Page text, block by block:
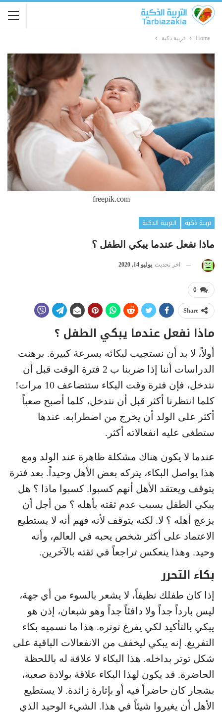
Home تربية ذكية
freepik.com
تربية ذكية
التربية الذكية
ماذا نفعل عندما يبكي الطفل ؟
اخر تحديث يوليو 14, 2020
0
Share
ماذا نفعل عندما يبكي الطفل ؟
أولاً، لا بد أن نستجيب لبكائه بسرعة كبيرة. برهنت
الدراسات أننا إذا ضربنا ب 2 فترة الوقت قبل أن
نتدخل، فإن فترة وقت البكاء ستتضاعف 10 مرات!
كلما انتظرنا أكثر قبل أن نتدخل، كلما أصبح صعباً
أكثر على الولد أن يخرج من اضطرابه. عندها
ستطغى عليه انفعالاته أكثر.
عندما لا يكون هناك مشكلة ظاهرة عند الولد ومع
هذا يواصل البكاء، يتركه بعض الأهل وحيداً. بعد فترة
يتوقف ويعتقد الأهل أنهم كسبوا. كسبوا ماذا ؟ هل
يبكي الطفل بسبب عدم ثقته بأهله ؟ من أجل أن
يزعج أهله ؟ لا. لكنه يتوقف لأنه فهم أنه لا يستطيع
الاعتماد على أكثر شخص يحبه في العالم، وأنه
وحيد. وهذا ينعكس تراجعاً في ثقته بالآخرين.
بكاء التحرر
إذا كان طفلك نظيفاً، لا يشعر بالسوء من أي جهة،
ليس بارداً جداً ولا دافئاً جداً وهو شبعان، إذن هو
يبكي بالتأكيد لكي يفرغ توتره. هذا ما نسميه بكاء
التفريغ. إنه يبكي ليخفف من الانفعالات الباقية على
شكل توتر بداخله. هذا البكاء لا علاقة له باللحظة
الحاضرة. قد يكون لهذا البكاء علاقة بولادة صعبة،
بشجار كان حاضراً فيه أو بإثارة زائدة. لا يستطيع
الأهل أن يغيروا شيئاً في هذا. الشيء الوحيد الذي